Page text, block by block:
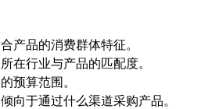
合产品的消费群体特征。
所在行业与产品的匹配度。
预算范围。
向于通过什么渠道采购产品。